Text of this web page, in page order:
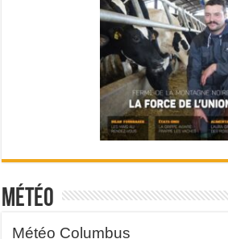
Météo